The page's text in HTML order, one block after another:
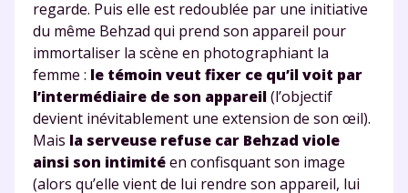
regarde. Puis elle est redoublée par une initiative
du même Behzad qui prend son appareil pour
immortaliser la scène en photographiant la
femme : le témoin veut fixer ce qu’il voit par
l’intermédiaire de son appareil(l’objectif
devient inévitablement une extension de son œil).
Mais la serveuse refuse car Behzad viole
ainsi son intimitéen confisquant son image
(alors qu’elle vient de lui rendre son appareil, lui